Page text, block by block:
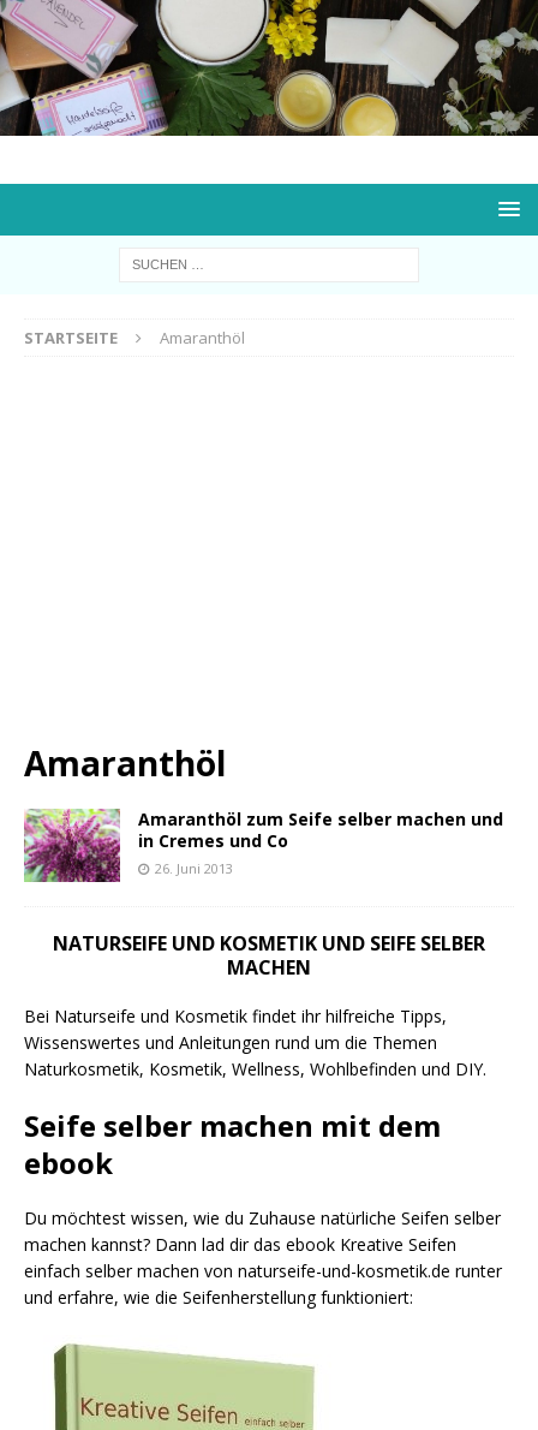
STARTSEITE Amaranthöl
Amaranthöl
Amaranthöl zum Seife selber machen und
in Cremes und Co
26. Juni 2013
NATURSEIFE UND KOSMETIK UND SEIFE SELBER
MACHEN
Bei Naturseife und Kosmetik findet ihr hilfreiche Tipps,
Wissenswertes und Anleitungen rund um die Themen
Naturkosmetik, Kosmetik, Wellness, Wohlbefinden und DIY.
Seife selber machen mit dem
ebook
Du möchtest wissen, wie du Zuhause natürliche Seifen selber
machen kannst? Dann lad dir das ebook Kreative Seifen
einfach selber machen von naturseife-und-kosmetik.de runter
und erfahre, wie die Seifenherstellung funktioniert: